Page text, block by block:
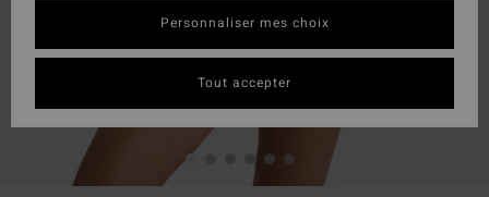
Personnaliser mes choix
Tout accepter